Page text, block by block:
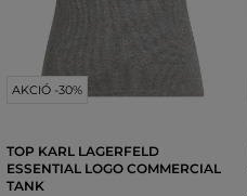
AKCIÓ -30%
TOP KARL LAGERFELD
ESSENTIAL LOGO COMMERCIAL
TANK